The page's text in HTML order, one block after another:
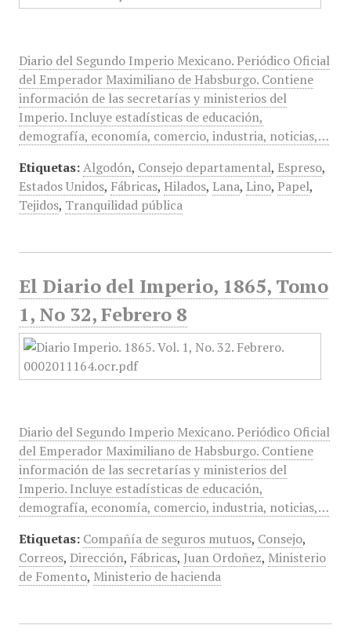
Diario del Segundo Imperio Mexicano. Periódico Oficial
del Emperador Maximiliano de Habsburgo. Contiene
información de las secretarías y ministerios del
Imperio. Incluye estadísticas de educación,
demografía, economía, comercio, industria, noticias,…
Etiquetas: Algodón, Consejo departamental, Espreso,
Estados Unidos, Fábricas, Hilados, Lana, Lino, Papel,
Tejidos, Tranquilidad pública
El Diario del Imperio, 1865, Tomo
1, No 32, Febrero 8
Diario del Segundo Imperio Mexicano. Periódico Oficial
del Emperador Maximiliano de Habsburgo. Contiene
información de las secretarías y ministerios del
Imperio. Incluye estadísticas de educación,
demografía, economía, comercio, industria, noticias,…
Etiquetas: Compañía de seguros mutuos, Consejo,
Correos, Dirección, Fábricas, Juan Ordoñez, Ministerio
de Fomento, Ministerio de hacienda